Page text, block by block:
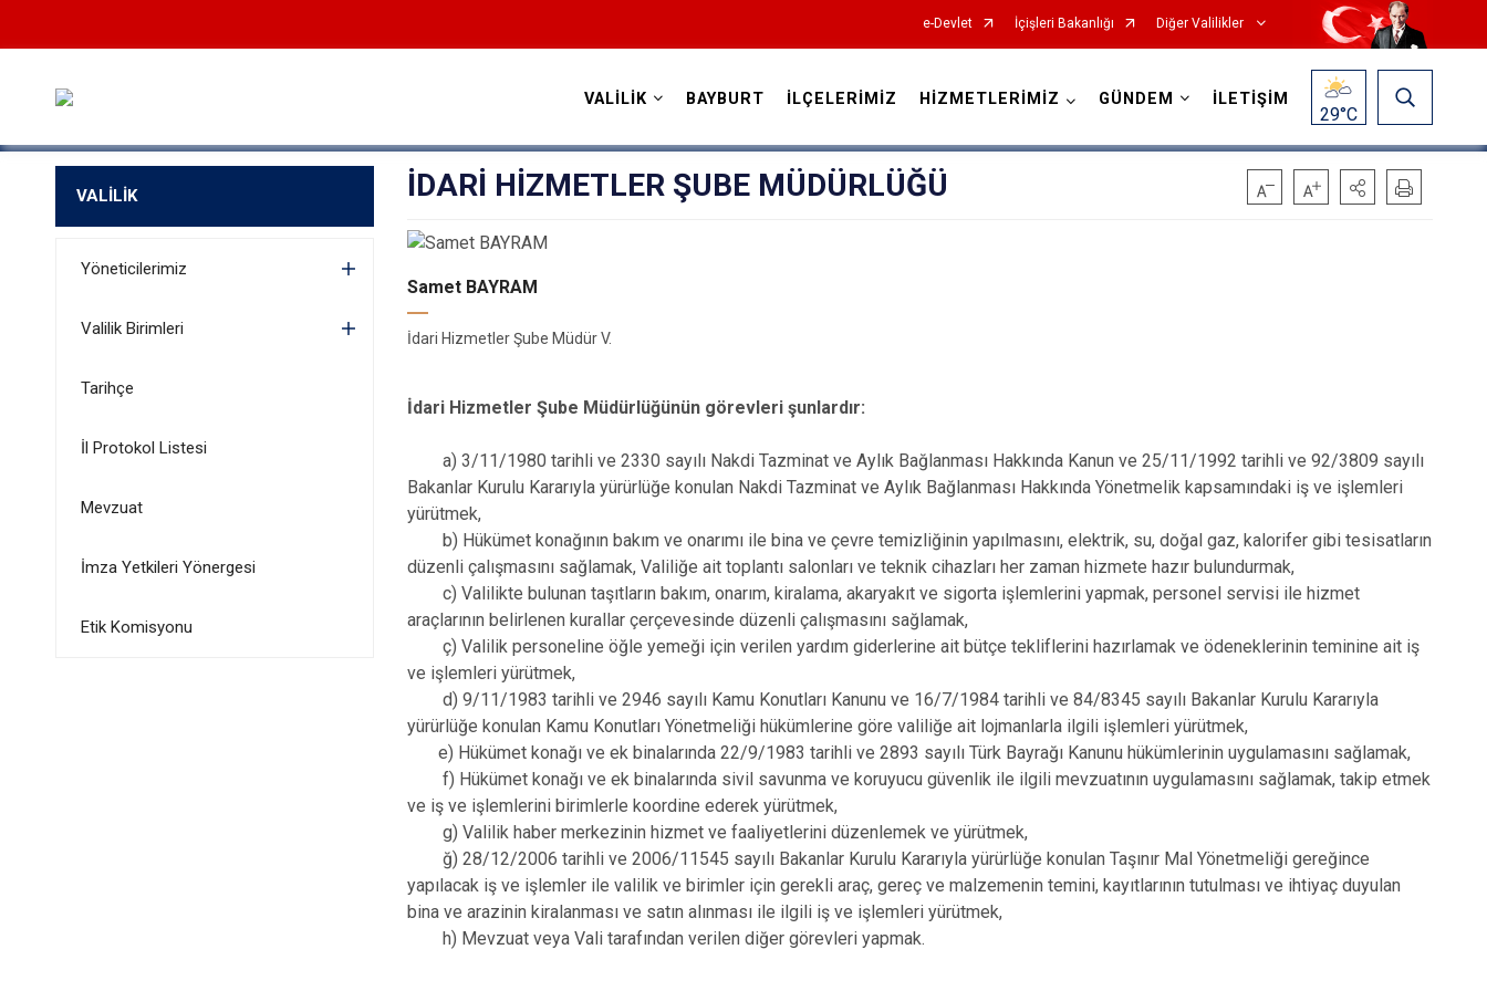
e-Devlet İçişleri Bakanlığı Diğer Valilikler
VALİLİK BAYBURT İLÇELERİMİZ HİZMETLERİMİZ GÜNDEM İLETİŞİM
29°C
VALİLİK
Yöneticilerimiz
Valilik Birimleri
Tarihçe
İl Protokol Listesi
Mevzuat
İmza Yetkileri Yönergesi
Etik Komisyonu
İDARİ HİZMETLER ŞUBE MÜDÜRLÜĞÜ
Samet BAYRAM
İdari Hizmetler Şube Müdür V.
İdari Hizmetler Şube Müdürlüğünün görevleri şunlardır:
a) 3/11/1980 tarihli ve 2330 sayılı Nakdi Tazminat ve Aylık Bağlanması Hakkında Kanun ve 25/11/1992 tarihli ve 92/3809 sayılı
Bakanlar Kurulu Kararıyla yürürlüğe konulan Nakdi Tazminat ve Aylık Bağlanması Hakkında Yönetmelik kapsamındaki iş ve işlemleri
yürütmek,
b) Hükümet konağının bakım ve onarımı ile bina ve çevre temizliğinin yapılmasını, elektrik, su, doğal gaz, kalorifer gibi tesisatların
düzenli çalışmasını sağlamak, Valiliğe ait toplantı salonları ve teknik cihazları her zaman hizmete hazır bulundurmak,
c) Valilikte bulunan taşıtların bakım, onarım, kiralama, akaryakıt ve sigorta işlemlerini yapmak, personel servisi ile hizmet
araçlarının belirlenen kurallar çerçevesinde düzenli çalışmasını sağlamak,
ç) Valilik personeline öğle yemeği için verilen yardım giderlerine ait bütçe tekliflerini hazırlamak ve ödeneklerinin teminine ait iş
ve işlemleri yürütmek,
d) 9/11/1983 tarihli ve 2946 sayılı Kamu Konutları Kanunu ve 16/7/1984 tarihli ve 84/8345 sayılı Bakanlar Kurulu Kararıyla
yürürlüğe konulan Kamu Konutları Yönetmeliği hükümlerine göre valiliğe ait lojmanlarla ilgili işlemleri yürütmek,
e) Hükümet konağı ve ek binalarında 22/9/1983 tarihli ve 2893 sayılı Türk Bayrağı Kanunu hükümlerinin uygulamasını sağlamak,
f) Hükümet konağı ve ek binalarında sivil savunma ve koruyucu güvenlik ile ilgili mevzuatının uygulamasını sağlamak, takip etmek
ve iş ve işlemlerini birimlerle koordine ederek yürütmek,
g) Valilik haber merkezinin hizmet ve faaliyetlerini düzenlemek ve yürütmek,
ğ) 28/12/2006 tarihli ve 2006/11545 sayılı Bakanlar Kurulu Kararıyla yürürlüğe konulan Taşınır Mal Yönetmeliği gereğince
yapılacak iş ve işlemler ile valilik ve birimler için gerekli araç, gereç ve malzemenin temini, kayıtlarının tutulması ve ihtiyaç duyulan
bina ve arazinin kiralanması ve satın alınması ile ilgili iş ve işlemleri yürütmek,
h) Mevzuat veya Vali tarafından verilen diğer görevleri yapmak.